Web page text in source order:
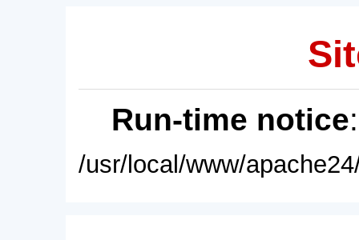
Run-time notice
/usr/local/www/